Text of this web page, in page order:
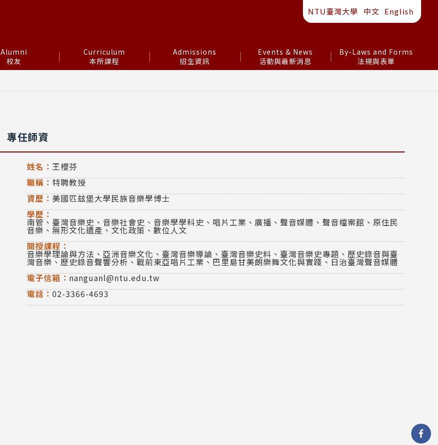
NTU臺灣大學 中文 English
校友
Alumni
本所課程
Curriculum
招生資訊
Admissions
活動與最新消息
Events & News
法規與表單
By-Laws and Forms
專任師資
姓名： 王櫻芬
職稱：特聘教授
資歷：美國匹玆堡大學民族音樂學博士
學歷：
南管、臺灣音樂史、音樂社會史、音樂學學科史、唱片工業、廣播、聲音媒體、聲音檔案館、原住民
音樂、無形文化遺產、文化政策、數位人文
開授課程：
音樂學理論與方法、亞洲音樂文化、臺灣音樂導論、臺灣音樂史料、臺灣音樂史專題、歷史錄音與臺
灣音樂、歷史錄音聲響分析、戰前東亞唱片工業、巴里島甘美朗樂舞文化與實踐、日治臺灣聲音媒體
電子信箱：nanguanl@ntu.edu.tw
電話：02-3366-4693